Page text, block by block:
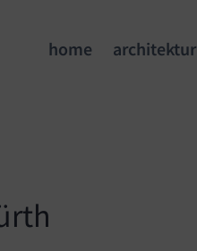
home architektur